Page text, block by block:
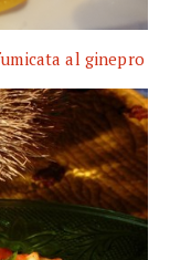
al ginepro